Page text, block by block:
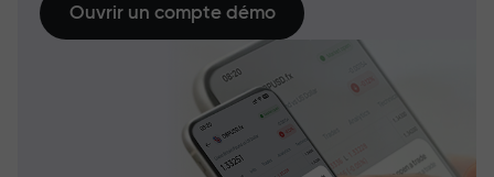
Ouvrir un compte démo